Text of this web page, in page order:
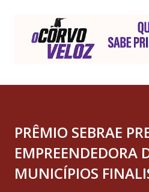
PRÊMIO SEBRAE
EMPREENDEDORA
MUNICÍPIOS